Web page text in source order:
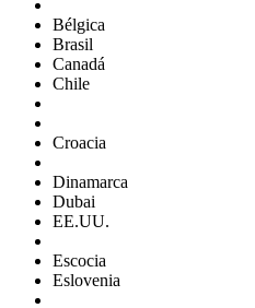
Bélgica
Brasil
Canadá
Chile
Croacia
Dinamarca
Dubai
EE.UU.
Escocia
Eslovenia